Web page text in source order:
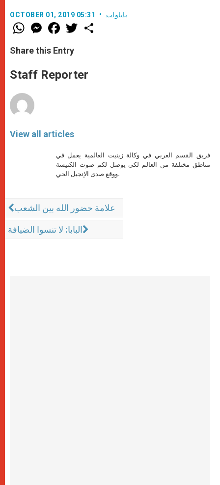
OCTOBER 01, 2019 05:31 باباوات
W
h
t
s
p
p
M
e
s
e
g
e
F
a
e
b
o
k
w
r
Share this Entry
Staff Reporter
View all articles
فريق القسم العربي في وكالة زينيت العالمية يعمل في
مناطق مختلفة من العالم لكي يوصل لكم صوت الكنيسة
ووقع صدى الإنجيل الحي.
علامة حضور الله بين الشعب
البابا: لا تنسوا الضيافة